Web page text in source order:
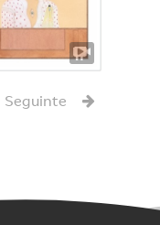
Seguinte